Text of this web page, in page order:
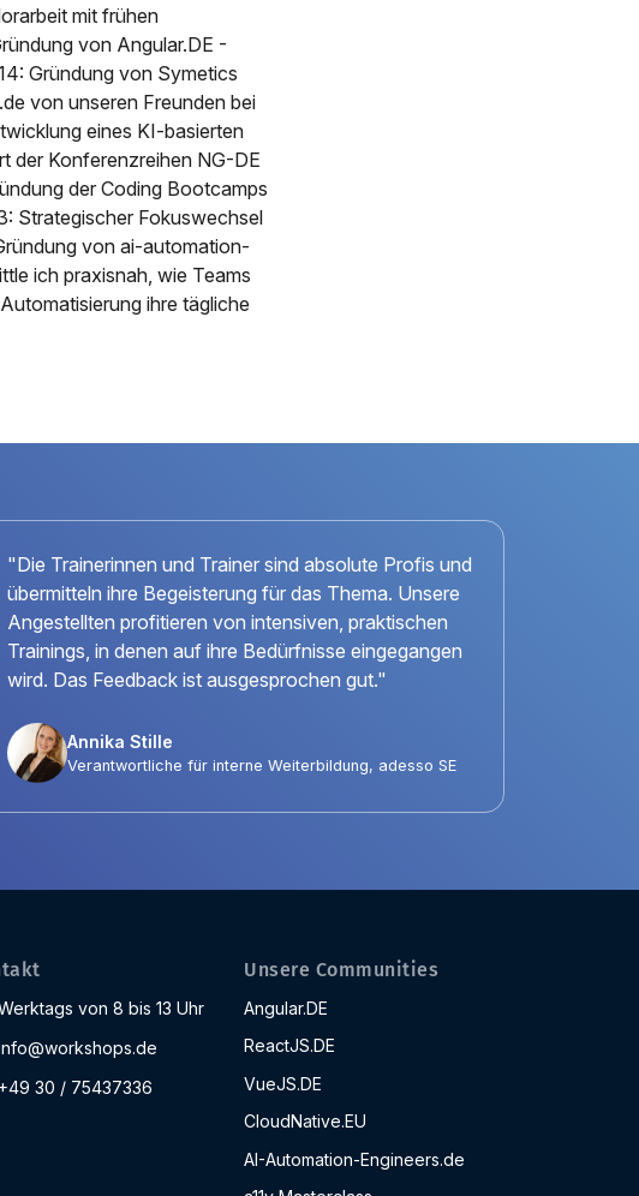
mit frühen
von Angular.DE -
Gründung von Symetics
von unseren Freunden bei
eines KI-basierten
der Konferenzreihen NG-DE
der Coding Bootcamps
Strategischer Fokuswechsel
von ai-automation-
ich praxisnah, wie Teams
ihre tägliche
"Die Trainerinnen und Trainer sind absolute Profis und
übermitteln ihre Begeisterung für das Thema. Unsere
Angestellten profitieren von intensiven, praktischen
Trainings, in denen auf ihre Bedürfnisse eingegangen
wird. Das Feedback ist ausgesprochen gut."
Annika Stille
Verantwortliche für interne Weiterbildung, adesso SE
von 8 bis 13 Uhr
+49 30 / 75437336
Unsere Communities
Angular.DE
ReactJS.DE
VueJS.DE
CloudNative.EU
AI-Automation-Engineers.de